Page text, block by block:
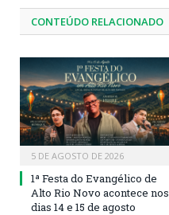
CONTEÚDO RELACIONADO
5 DE AGOSTO DE 2026
1ª Festa do Evangélico de
Alto Rio Novo acontece nos
dias 14 e 15 de agosto